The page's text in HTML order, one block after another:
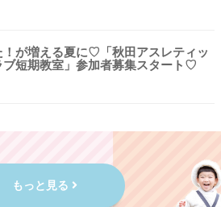
！が増える夏に♡「秋田アスレティッ
ブ短期教室」参加者募集スタート♡
もっと見る